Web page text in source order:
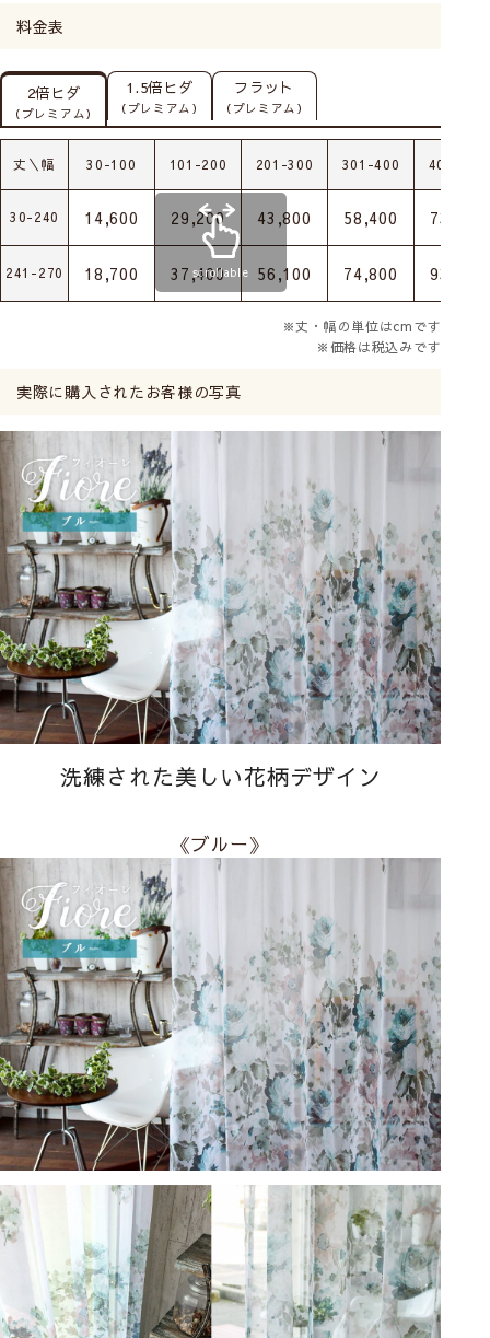
料金表
2倍ヒダ
（プレミアム）
1.5倍ヒダ
（プレミアム）
フラット
（プレミアム）
丈＼幅 30-100 101-200 201-300 301-400 401-500
30-240 14,600 29,200 43,800 58,400 73,000
241-270 18,700 37,400 56,100 74,800 93,500
scrollable
※丈・幅の単位はcmです
※価格は税込みです
実際に購入されたお客様の写真
洗練された美しい花柄デザイン
《ブルー》